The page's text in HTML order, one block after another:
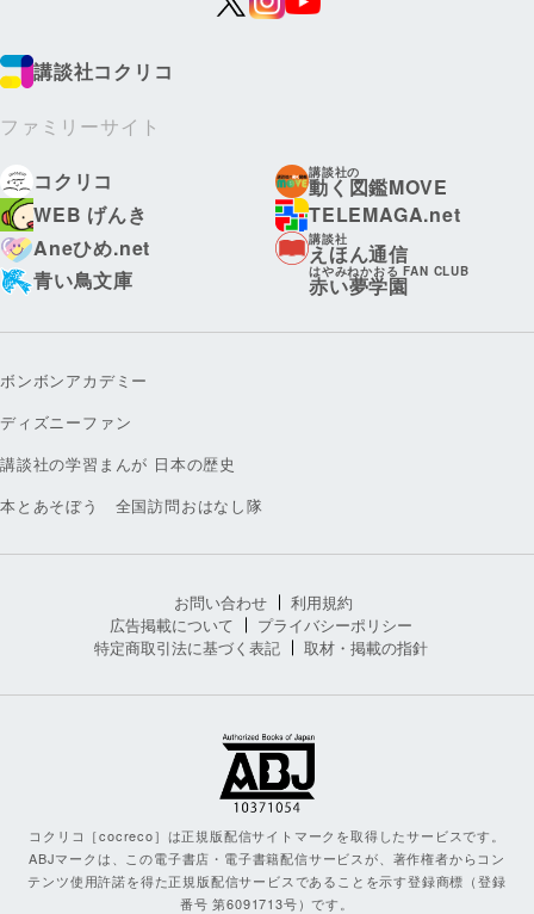
講談社コクリコ
ファミリーサイト
コクリコ
講談社の
動く図鑑MOVE
WEB げんき
TELEMAGA.net
Aneひめ.net
講談社
えほん通信
青い鳥文庫
はやみねかおる FAN CLUB
赤い夢学園
ボンボンアカデミー
ディズニーファン
講談社の学習まんが 日本の歴史
本とあそぼう 全国訪問おはなし隊
お問い合わせ
利用規約
広告掲載について
プライバシーポリシー
特定商取引法に基づく表記
取材・掲載の指針
コクリコ［cocreco］は正規版配信サイトマークを取得したサービスです。
ABJマークは、この電子書店・電子書籍配信サービスが、著作権者からコン
テンツ使用許諾を得た正規版配信サービスであることを示す登録商標（登録
番号 第6091713号）です。